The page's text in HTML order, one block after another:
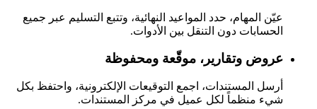
عيّن المهام، حدد المواعيد النهائية، وتتبع التسليم عبر جميع
الحسابات دون التنقل بين الأدوات.
عروض وتقارير، موقّعة ومحفوظة
أرسل المستندات، اجمع التوقيعات الإلكترونية، واحتفظ بكل
شيء منظماً لكل عميل في مركز المستندات.